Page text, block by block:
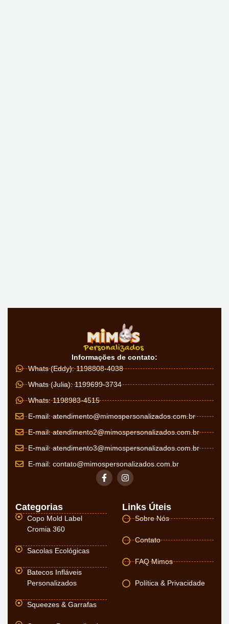
Informações de contato:
Whats (Eddy): 1198808-4038
Whats (Julia): 1199699-3734
Whats: 1198983-4515
E-mail:atendimento@mimospersonalizados.com.br
E-mail:atendimento2@mimospersonalizados.com.br
E-mail:atendimento3@mimospersonalizados.com.br
E-mail: contato@mimospersonalizados.com.br
Categorias
Copo Mold Label
Cromia 360
Sacolas Ecológicas
Batecos Infláveis
Personalizados
Squeezes & Garrafas
Links Úteis
Sobre Nós
Contato
FAQ Mimos
Política & Privacidade